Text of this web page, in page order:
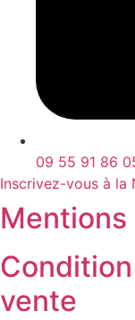
09 55 91 86
Inscrivez-vous à la
Mentions
vente